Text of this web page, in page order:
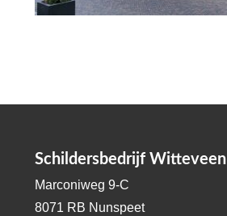
Schildersbedrijf Witteveen
Marconiweg 9-C
8071 RB Nunspeet